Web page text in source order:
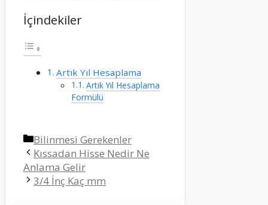
İçindekiler
Artık Yıl Hesaplama
Artık Yıl Hesaplama
Formülü
Kategoriler
Bilinmesi Gerekenler
Kıssadan Hisse Nedir Ne
Anlama Gelir
3/4 İnç Kaç mm